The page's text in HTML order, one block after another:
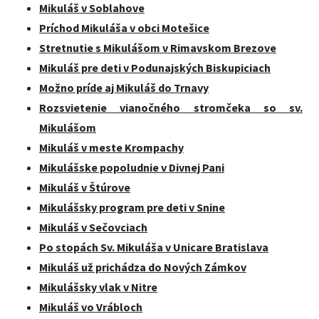
Mikuláš v Soblahove
Príchod Mikuláša v obci Motešice
Stretnutie s Mikulášom v Rimavskom Brezove
Mikuláš pre deti v Podunajských Biskupiciach
Možno príde aj Mikuláš do Trnavy
Rozsvietenie vianočného stromčeka so sv.
Mikulášom
Mikuláš v meste Krompachy
Mikulášske popoludnie v Divnej Pani
Mikuláš v Štúrove
Mikulášsky program pre deti v Snine
Mikuláš v Sečovciach
Po stopách Sv. Mikuláša v Unicare Bratislava
Mikuláš už prichádza do Nových Zámkov
Mikulášsky vlak v Nitre
Mikuláš vo Vrábloch